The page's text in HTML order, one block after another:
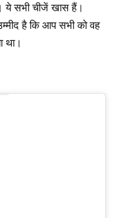
ये सभी चीजें खास हैं।
है कि आप सभी को वह
था।